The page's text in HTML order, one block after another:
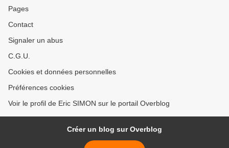
Pages
Contact
Signaler un abus
C.G.U.
Cookies et données personnelles
Préférences cookies
Voir le profil de Eric SIMON sur le portail Overblog
Créer un blog sur Overblog